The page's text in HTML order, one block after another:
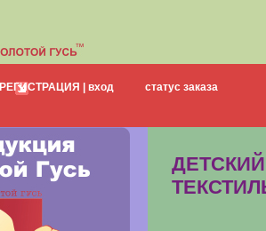
РЕГИСТРАЦИЯ | вход статус заказа
НОВЫЕ КОЛЛЕКЦИИ
ДЕТСКИЙ